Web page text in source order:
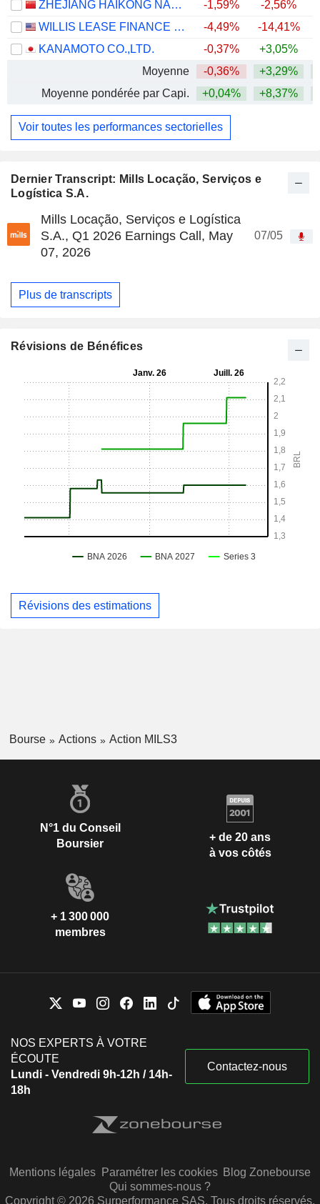
Dernier Transcript: Mills Locação, Serviços e
Logística S.A.
Mills Locação, Serviços e Logística
S.A., Q1 2026 Earnings Call, May
07, 2026
07/05
Plus de transcripts
ZHEJIANG HAIKONG NANKE HUATIE DIGITAL INTELLIGENCE AND TECHNOLOGY CO., LTD.
-1,59% -2,56%
WILLIS LEASE FINANCE CORPORATION
-4,49% -14,41%
KANAMOTO CO.,LTD.
-0,37% +3,05%
Moyenne
-0,36% +3,29%
Moyenne pondérée par Capi.
+0,04% +8,37%
Voir toutes les performances sectorielles
Révisions de Bénéfices
Révisions des estimations
Bourse Actions Action MILS3
N°1 du Conseil
Boursier
+ de 20 ans
à vos côtés
+ 1 300 000
membres
NOS EXPERTS À VOTRE
ÉCOUTE
Lundi - Vendredi 9h-12h / 14h-
18h
Contactez-nous
Mentions légales Paramétrer les cookies Blog Zonebourse
Qui sommes-nous ?
Copyright © 2026 Surperformance SAS. Tous droits réservés.